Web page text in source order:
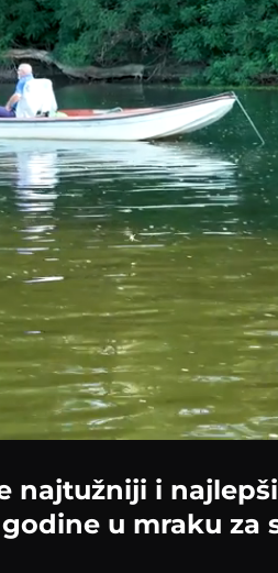
najtužniji i
godine u mraku za